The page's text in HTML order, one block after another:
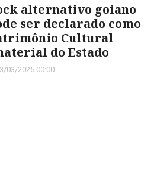
alternativo goiano
ser declarado como
Cultural
do Estado
03/2025 00:00